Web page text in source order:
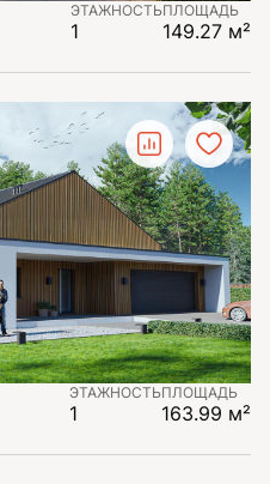
ЭТАЖНОСТЬ
1
ПЛОЩАДЬ
149.27 м²
ЭТАЖНОСТЬ
1
ПЛОЩАДЬ
163.99 м²